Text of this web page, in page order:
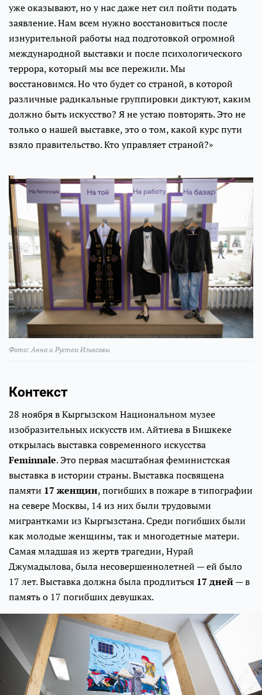
уже оказывают, но у нас даже нет сил пойти подать
заявление. Нам всем нужно восстановиться после
изнурительной работы над подготовкой огромной
международной выставки и после психологического
террора, который мы все пережили. Мы
восстановимся. Но что будет со страной, в которой
различные радикальные группировки диктуют, каким
должно быть искусство? Я не устаю повторять. Это не
только о нашей выставке, это о том, какой курс пути
взяло правительство. Кто управляет страной?»
Фото: Анна и Рустем Ильясовы
Контекст
28 ноября в Кыргызском Национальном музее
изобразительных искусств им. Айтиева в Бишкеке
открылась выставка современного искусства
Feminnale. Это первая масштабная феминистская
выставка в истории страны. Выставка посвящена
памяти 17 женщин, погибших в пожаре в типографии
на севере Москвы, 14 из них были трудовыми
мигрантками из Кыргызстана. Среди погибших были
как молодые женщины, так и многодетные матери.
Самая младшая из жертв трагедии, Нурай
Джумадылова, была несовершеннолетней — ей было
17 лет. Выставка должна была продлиться 17 дней— в
память о 17 погибших девушках.